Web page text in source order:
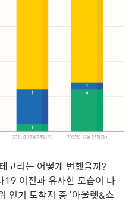
고리는 어떻게 변했을까?
19 이전과 유사한 모습이 나
인기 도착지 중 ‘아울렛&쇼